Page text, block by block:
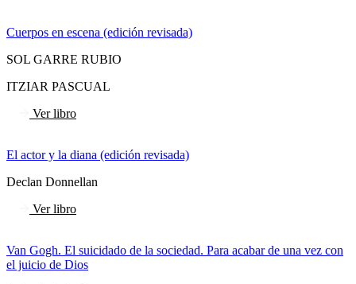
Cuerpos en escena (edición revisada)
SOL GARRE RUBIO
ITZIAR PASCUAL
Ver libro
El actor y la diana (edición revisada)
Declan Donnellan
Ver libro
Van Gogh. El suicidado de la sociedad. Para acabar de una vez con
el juicio de Dios